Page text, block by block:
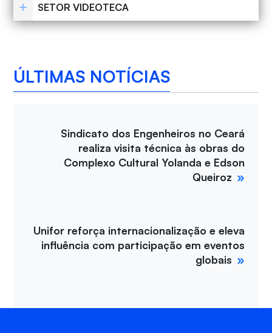
SETOR VIDEOTECA
ÚLTIMAS NOTÍCIAS
Sindicato dos Engenheiros no Ceará
realiza visita técnica às obras do
Complexo Cultural Yolanda e Edson
Queiroz
Unifor reforça internacionalização e eleva
influência com participação em eventos
globais